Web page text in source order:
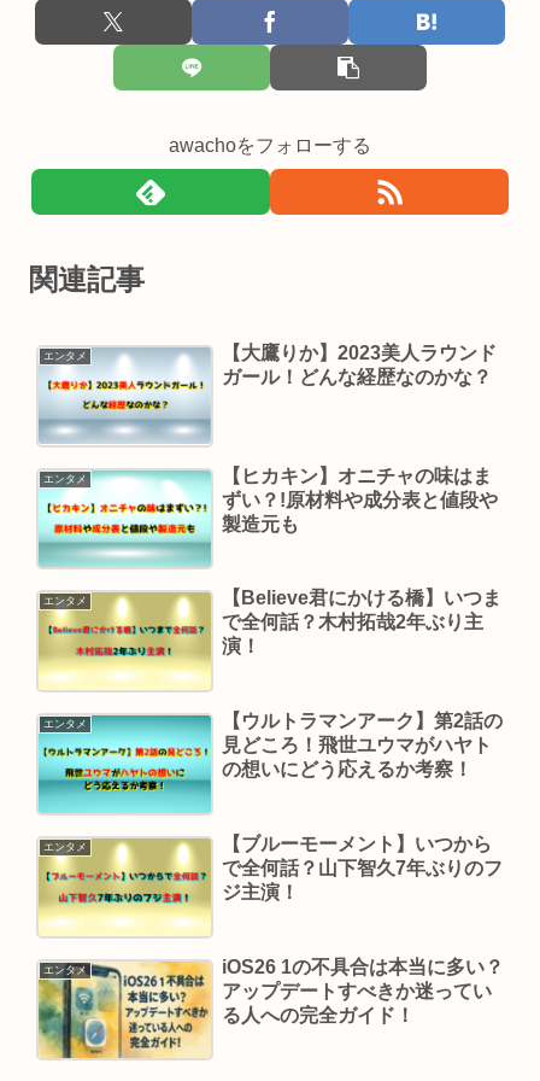
awachoをフォローする
関連記事
エンタメ
【大鷹りか】2023美人ラウンド
ガール！どんな経歴なのかな？
エンタメ
【ヒカキン】オニチャの味はま
ずい？!原材料や成分表と値段や
製造元も
エンタメ
【Believe君にかける橋】いつま
で全何話？木村拓哉2年ぶり主
演！
エンタメ
【ウルトラマンアーク】第2話の
見どころ！飛世ユウマがハヤト
の想いにどう応えるか考察！
エンタメ
【ブルーモーメント】いつから
で全何話？山下智久7年ぶりのフ
ジ主演！
エンタメ
iOS26 1の不具合は本当に多い？
アップデートすべきか迷ってい
る人への完全ガイド！